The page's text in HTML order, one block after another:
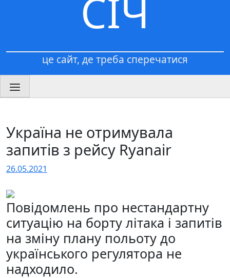
СІЧ
це сайт, де треба сперечатися
Україна не отримувала
запитів з рейсу Ryanair
26.05.2021
Повідомлень про нестандартну
ситуацію на борту літака і запитів
на зміну плану польоту до
українського регулятора не
надходило.